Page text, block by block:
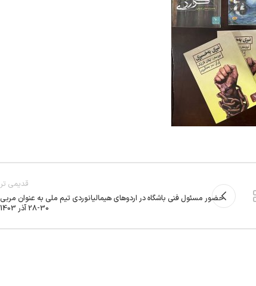
قدیمی تر
حضور مسئول فنی باشگاه در اردوهای هیمالیانوردی تیم ملی به عنوان مربی
30-28 آذر 1403